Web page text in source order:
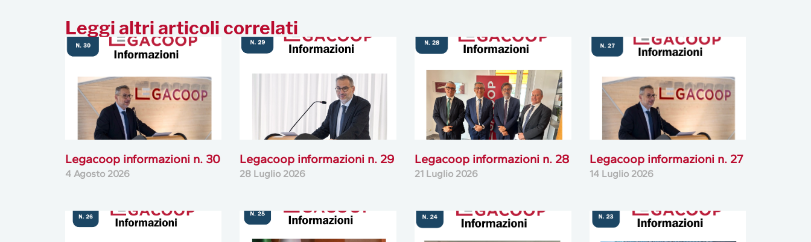
Leggi altri articoli correlati
Legacoop informazioni n. 30
4 Agosto 2026
Legacoop informazioni n. 29
28 Luglio 2026
Legacoop informazioni n. 28
21 Luglio 2026
Legacoop informazioni n. 27
14 Luglio 2026